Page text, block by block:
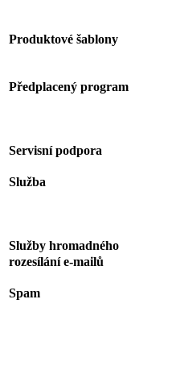
Produktové šablony
Předplacený program
Servisní podpora
Služba
Služby hromadného
rozesíláníe-mailů
Spam